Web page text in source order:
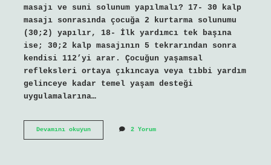
masajı ve suni solunum yapılmalı? 17- 30 kalp
masajı sonrasında çocuğa 2 kurtarma solunumu
(30;2) yapılır, 18- İlk yardımcı tek başına
ise; 30;2 kalp masajının 5 tekrarından sonra
kendisi 112’yi arar. Çocuğun yaşamsal
refleksleri ortaya çıkıncaya veya tıbbi yardım
gelinceye kadar temel yaşam desteği
uygulamalarına…
Devamını okuyunSuni
2 Yorum